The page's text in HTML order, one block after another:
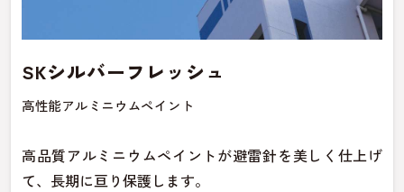
SKシルバーフレッシュ
高性能アルミニウムペイント
高品質アルミニウムペイントが避雷針を美しく仕上げ
て、長期に亘り保護します。